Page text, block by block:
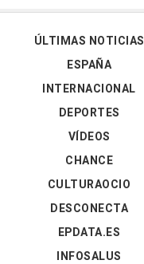
ÚLTIMAS NOTICIAS
ESPAÑA
INTERNACIONAL
DEPORTES
VÍDEOS
CHANCE
CULTURAOCIO
DESCONECTA
EPDATA.ES
INFOSALUS